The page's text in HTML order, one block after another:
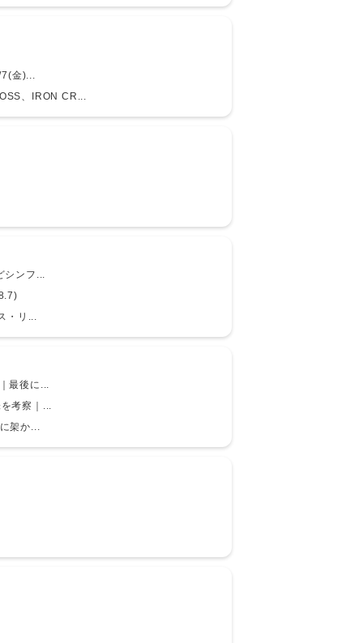
金)...
、IRON CR...
シンフ...
・リ...
最後に...
考察｜...
架か...